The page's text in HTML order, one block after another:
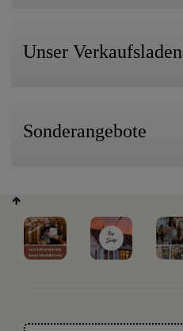
Unser Verkaufsladen
Sonderangebote